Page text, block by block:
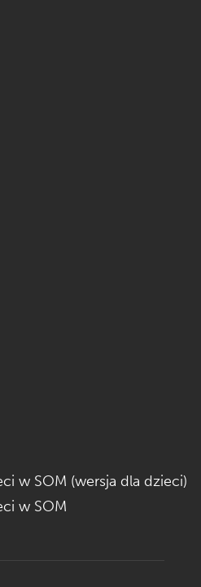
w SOM (wersja dla dzieci)
w SOM